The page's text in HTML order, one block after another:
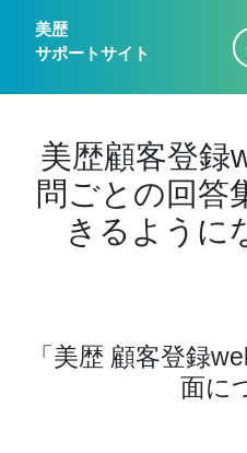
美歴
サポートサイト
美歴顧客登
問ごとの回答
きるように
「美歴 顧客登録
面に